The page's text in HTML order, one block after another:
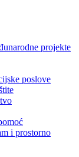
projekte
poslove
i prostorno